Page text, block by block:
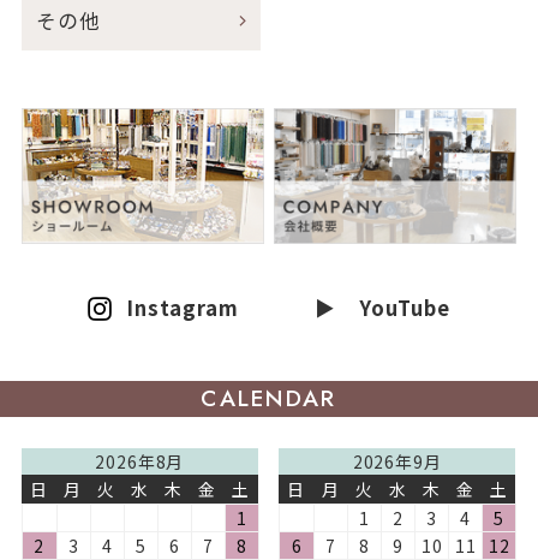
その他
Instagram ▶ YouTube
CALENDAR
2026年8月
日
月 火 水 木 金
土
1
2
3 4 5 6 7
8
2026年9月
日
月 火 水 木 金
土
1
2 3 4
5
6
7 8 9 10 11
12